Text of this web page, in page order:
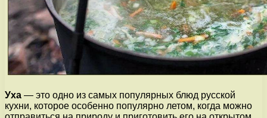
Уха — это одно из самых популярных блюд русской
кухни, которое особенно популярно летом, когда можно